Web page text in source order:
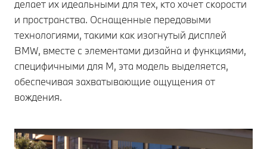
делает их идеальными для тех, кто хочет скорости
и пространства. Оснащенные передовыми
технологиями, такими как изогнутый дисплей
BMW, вместе с элементами дизайна и функциями,
специфичными для M, эта модель выделяется,
обеспечивая захватывающие ощущения от
вождения.